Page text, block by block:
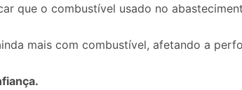
que o combustível usado no
mais com combustível, afetando a